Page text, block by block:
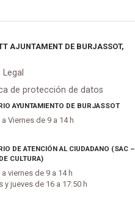
AJUNTAMENT DE BURJASSOT,
Legal
de protección de datos
AYUNTAMIENTO DE BURJASSOT
Viernes de 9 a 14 h
DE ATENCIÓN AL CIUDADANO (SAC –
CULTURA)
viernes de 9 a 14 h
y jueves de 16 a 17:50 h